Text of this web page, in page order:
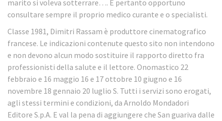
marito si voleva sotterrare…. È pertanto opportuno
consultare sempre il proprio medico curante e o specialisti.
Classe 1981, Dimitri Rassam è produttore cinematografico
francese. Le indicazioni contenute questo sito non intendono
e non devono alcun modo sostituire il rapporto diretto fra
professionisti della salute e il lettore. Onomastico 22
febbraio e 16 maggio 16 e 17 ottobre 10 giugno e 16
novembre 18 gennaio 20 luglio S. Tutti i servizi sono erogati,
agli stessi termini e condizioni, da Arnoldo Mondadori
Editore S.p.A. E val la pena di aggiungere che San guariva dalle